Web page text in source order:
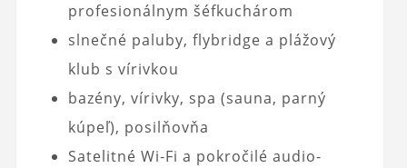
profesionálnym šéfkuchárom
slnečné paluby, flybridge a plážový
klub s vírivkou
bazény, vírivky, spa (sauna, parný
kúpeľ), posilňovňa
Satelitné Wi‑Fi a pokročilé audio-